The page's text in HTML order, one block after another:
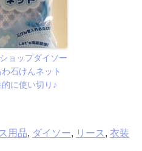
ョップダイソー
石けんネット
に使い切り♪
用品, ダイソー, リース , 衣装